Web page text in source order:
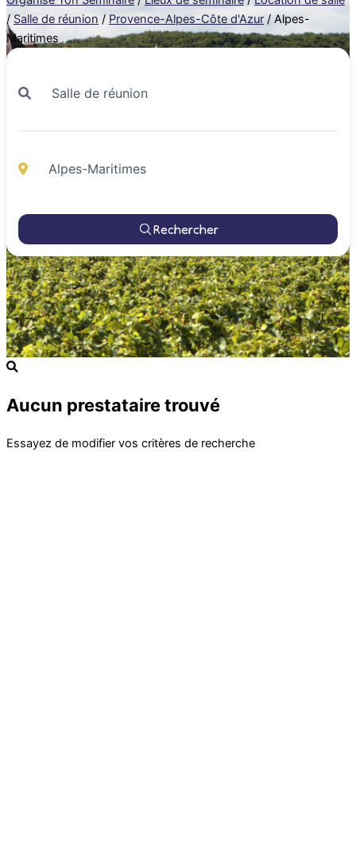
/ Salle de réunion / Provence-Alpes-Côte d'Azur / Alpes-
Maritimes
Rechercher
Aucun prestataire trouvé
Essayez de modifier vos critères de recherche